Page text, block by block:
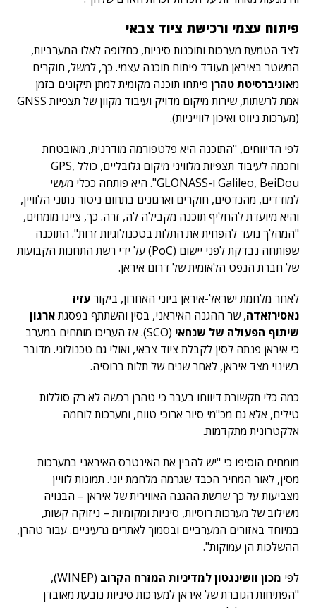
פיתוח עצמי ורכישת ציוד צבאי
לצד הטמעת מערכות ותוכנות סיניות, כחלופה לאלו המערביות,
המשטר באיראן מעודד פיתוח תוכנה עצמי. כך, למשל, חוקרים
מאוניברסיטת טהרן פיתחו תוכנה מקומית למתן תיקונים בזמן
אמת לרשתות, שירות מיקום מדויק ועיבוד מקוון של תצפיות GNSS
(מערכות ניווט ואיכון לווייניות).
לפי הדיווחים, "התוכנה היא פלטפורמה מודרנית, מאובטחת
וחכמה לעיבוד תצפיות מלוויני מיקום גלובליים, כולל GPS,
Galileo, BeiDou ו-GLONASS". היא פותחה ככלי מעשי
למודדים, מהנדסים, חוקרים וארגונים בתחום ניטור נתוני הלוויין,
והיא מיועדת להחליף תוכנה מקבילה לה, זרה. כך, ציינו מומחים,
"המהלך נועד להפחית את התלות בטכנולוגיות זרות". התוכנה
שפותחה נבדקת לפני יישום (PoC) על ידי רשת התחנות הקבועות
של חברת הנפט הלאומית של דרום איראן.
לאחר מלחמת ישראל-איראן ביוני האחרון, ביקורעזיז
נאסירזאדה, שר ההגנה האיראני, בסין והשתתף בפסגתארגון
שיתוף הפעולה של שנחאי
(SCO). אז העריכו מומחים במערב
כי איראן פנתה לסין לקבלת ציוד צבאי, ואולי גם טכנולוגי. מדובר
בשינוי מצד איראן, לאחר שנים של תלות ברוסיה.
כמה כלי תקשורת דיווחו בעבר כי טהרן רכשה לא רק סוללות
טילים, אלא גם מכ"מי סיור ארוכי טווח, ומערכות לוחמה
אלקטרונית מתקדמות.
מומחים הוסיפו כי "יש להבין את האינטרס האיראני במערכות
מסין, לאור המחיר הכבד שגרמה מלחמת יוני. תמונות לוויין
מצביעות על כך שרשת ההגנה האווירית של איראן – הבנויה
משילוב של מערכות רוסיות, סיניות ומקומיות – ניזוקה קשות,
במיוחד באזורים המערביים ובסמוך לאתרים גרעיניים. עבור טהרן,
ההשלכות הן עמוקות".
לפי מכון וושינגטון למדיניות המזרח הקרוב
(WINEP),
"הפתיחות הגוברת של איראן למערכות סיניות נובעת מאובדן